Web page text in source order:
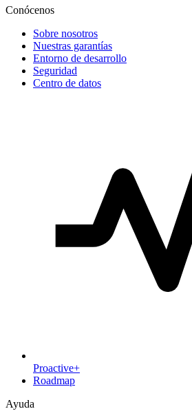
Conócenos
Sobre nosotros
Nuestras garantías
Entorno de desarrollo
Seguridad
Centro de datos
Proactive+
Roadmap
Ayuda